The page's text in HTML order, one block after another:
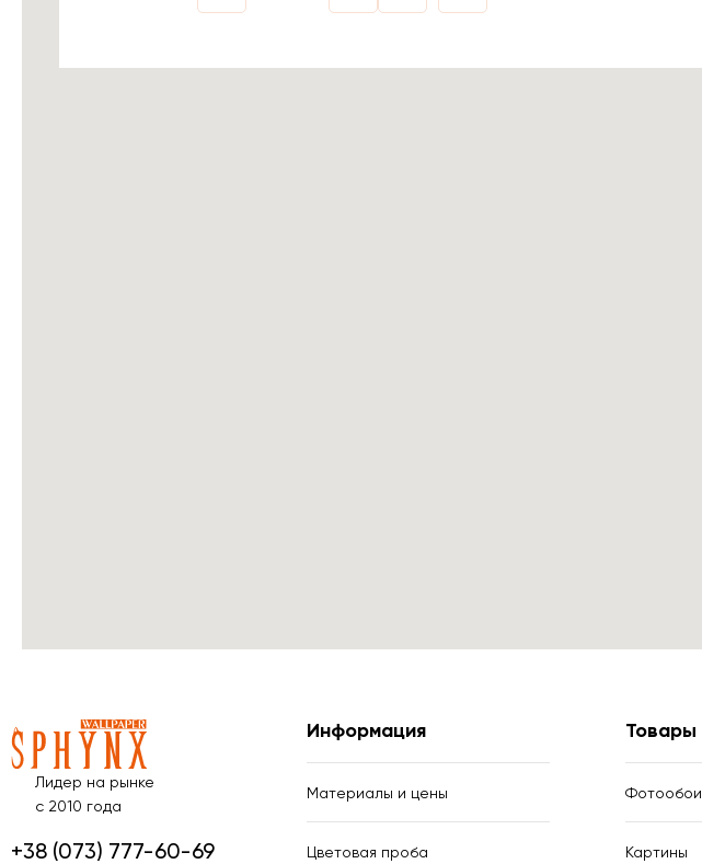
Лидер на рынке
с 2010 года
+38 (073) 777-60-69
Информация
Материалы и цены
Цветовая проба
Товары
Фотообои
Картины